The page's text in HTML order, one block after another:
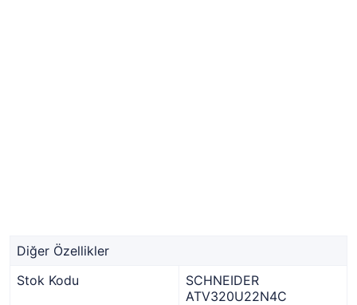
Diğer Özellikler
Stok Kodu
SCHNEIDER
ATV320U22N4C